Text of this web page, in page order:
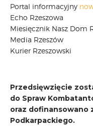
Portal informacyjny
Echo Rzeszowa
Miesięcznik Nasz Dom
Media Rzeszów
Kurier Rzeszowski
Przedsięwzięcie
do Spraw
oraz dofinansowano
Podkarpackiego.